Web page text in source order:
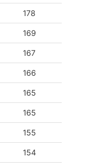
178
169
167
166
165
165
155
154